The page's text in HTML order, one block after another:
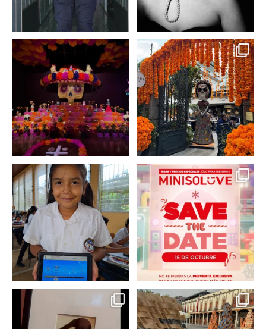
A partir de hoy miercoles
23 de octubre y hasta el...
2 0
No te pierdas la exhibición
de @menchaca.studio...
2 0
En un contexto donde
muchas niñas y
adolescentes...
0 0
La temporada navideña
llegó a @minisomexico...
2 0
Hoy sábado 28 de
septiembre se inauguró
Este fin de semana no te
pierdas @mextropoli, el...